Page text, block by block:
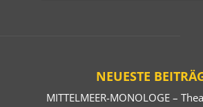
NEUESTE
MITTELMEER-MONOLOGE –